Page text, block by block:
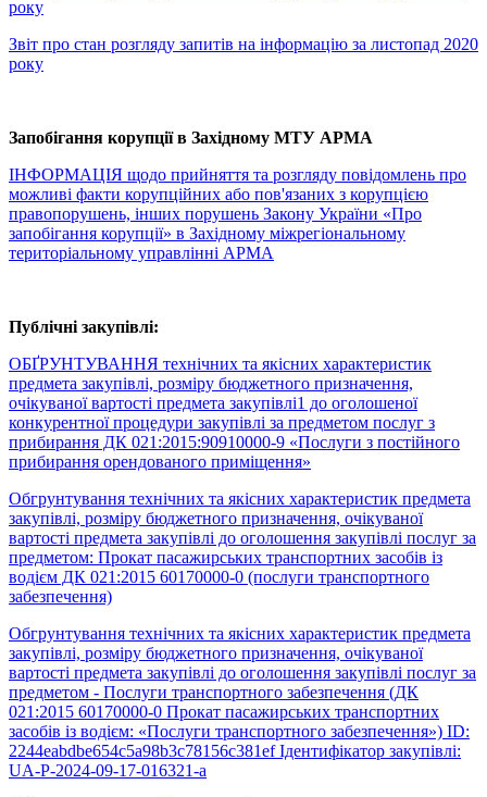
року
Звіт про стан розгляду запитів на інформацію за листопад 2020
року
Запобігання корупції в Західному МТУ АРМА
ІНФОРМАЦІЯ щодо прийняття та розгляду повідомлень про
можливі факти корупційних або пов'язаних з корупцією
правопорушень, інших порушень Закону України «Про
запобігання корупції» в Західному міжрегіональному
територіальному управлінні АРМА
Публічні закупівлі:
ОБҐРУНТУВАННЯ технічних та якісних характеристик
предмета закупівлі, розміру бюджетного призначення,
очікуваної вартості предмета закупівлі1 до оголошеної
конкурентної процедури закупівлі за предметом послуг з
прибирання ДК 021:2015:90910000-9 «Послуги з постійного
прибирання орендованого приміщення»
Обгрунтування технічних та якісних характеристик предмета
закупівлі, розміру бюджетного призначення, очікуваної
вартості предмета закупівлі до оголошення закупівлі послуг за
предметом: Прокат пасажирських транспортних засобів із
водієм ДК 021:2015 60170000-0 (послуги транспортного
забезпечення)
Обгрунтування технічних та якісних характеристик предмета
закупівлі, розміру бюджетного призначення, очікуваної
вартості предмета закупівлі до оголошення закупівлі послуг за
предметом - Послуги транспортного забезпечення (ДК
021:2015 60170000-0 Прокат пасажирських транспортних
засобів із водієм: «Послуги транспортного забезпечення») ID:
2244eabdbe654c5a98b3c78156c381ef Ідентифікатор закупівлі:
UA-P-2024-09-17-016321-a